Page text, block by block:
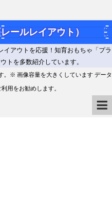
ールレイアウト）
アウトを応援！知育おもちゃ「プラ
トを多数紹介しています。
。※ 画像容量を大きくしています データ
用をお勧めします。